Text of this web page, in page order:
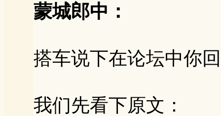
蒙城郎中：
搭车说下在论坛中你
我们先看下原文：